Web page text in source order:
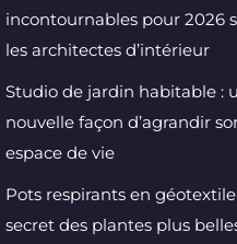
incontournables pour 2026
les architectes d’intérieur
Studio de jardin habitable :
nouvelle façon d’agrandir
espace de vie
Pots respirants en géotextile
secret des plantes plus